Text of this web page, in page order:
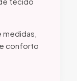
conforto